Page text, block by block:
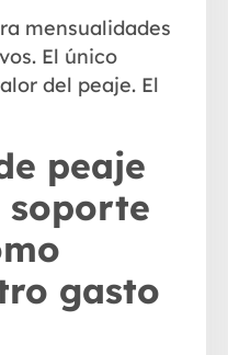
mensualidades
El único
del peaje. El
peaje
soporte
gasto